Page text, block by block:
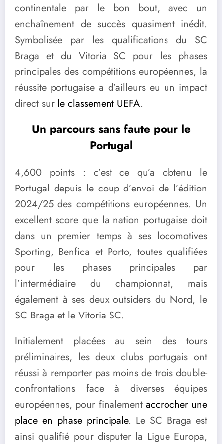
continentale par le bon bout, avec un
enchaînement de succès quasiment inédit.
Symbolisée par les qualifications du SC
Braga et du Vitoria SC pour les phases
principales des compétitions européennes, la
réussite portugaise a d’ailleurs eu un impact
direct sur le classement UEFA.
Un parcours sans faute pour le
Portugal
4,600 points : c’est ce qu’a obtenu le
Portugal depuis le coup d’envoi de l’édition
2024/25 des compétitions européennes. Un
excellent score que la nation portugaise doit
dans un premier temps à ses locomotives
Sporting, Benfica et Porto, toutes qualifiées
pour les phases principales par
l’intermédiaire du championnat, mais
également à ses deux outsiders du Nord, le
SC Braga et le Vitoria SC.
Initialement placées au sein des tours
préliminaires, les deux clubs portugais ont
réussi à remporter pas moins de trois double-
confrontations face à diverses équipes
européennes, pour finalement accrocher une
place en phase principale. Le SC Braga est
ainsi qualifié pour disputer la Ligue Europa,